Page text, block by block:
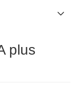
plus